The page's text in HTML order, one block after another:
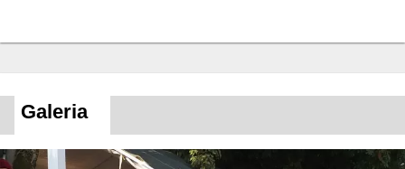
Galeria